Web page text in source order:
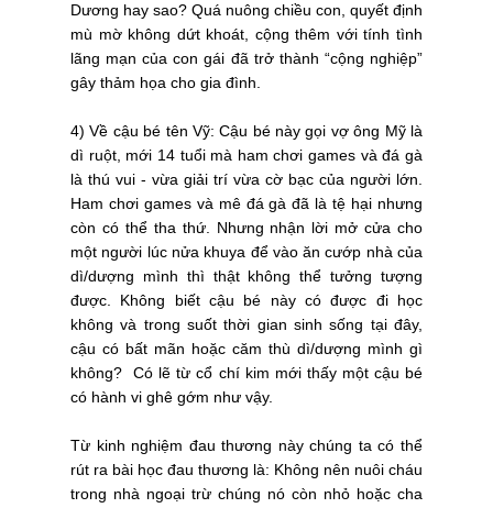
Dương hay sao? Quá nuông chiều con, quyết định
mù mờ không dứt khoát, cộng thêm với tính tình
lãng mạn của con gái đã trở thành “cộng nghiệp”
gây thảm họa cho gia đình.
4) Về cậu bé tên Vỹ: Cậu bé này gọi vợ ông Mỹ là
dì ruột, mới 14 tuổi mà ham chơi games và đá gà
là thú vui - vừa giải trí vừa cờ bạc của người lớn.
Ham chơi games và mê đá gà đã là tệ hại nhưng
còn có thể tha thứ. Nhưng nhận lời mở cửa cho
một người lúc nửa khuya để vào ăn cướp nhà của
dì/dượng mình thì thật không thể tưởng tượng
được. Không biết cậu bé này có được đi học
không và trong suốt thời gian sinh sống tại đây,
cậu có bất mãn hoặc căm thù dì/dượng mình gì
không? Có lẽ từ cổ chí kim mới thấy một cậu bé
có hành vi ghê gớm như vậy.
Từ kinh nghiệm đau thương này chúng ta có thể
rút ra bài học đau thương là: Không nên nuôi cháu
trong nhà ngoại trừ chúng nó còn nhỏ hoặc cha